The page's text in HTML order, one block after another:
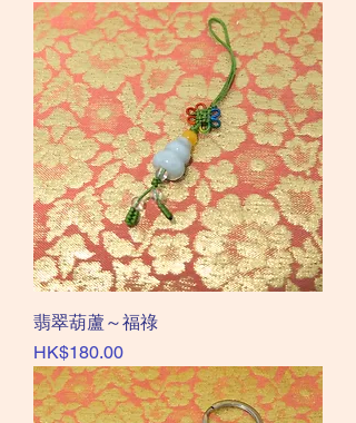
翡翠葫蘆～福祿
價格
HK$180.00